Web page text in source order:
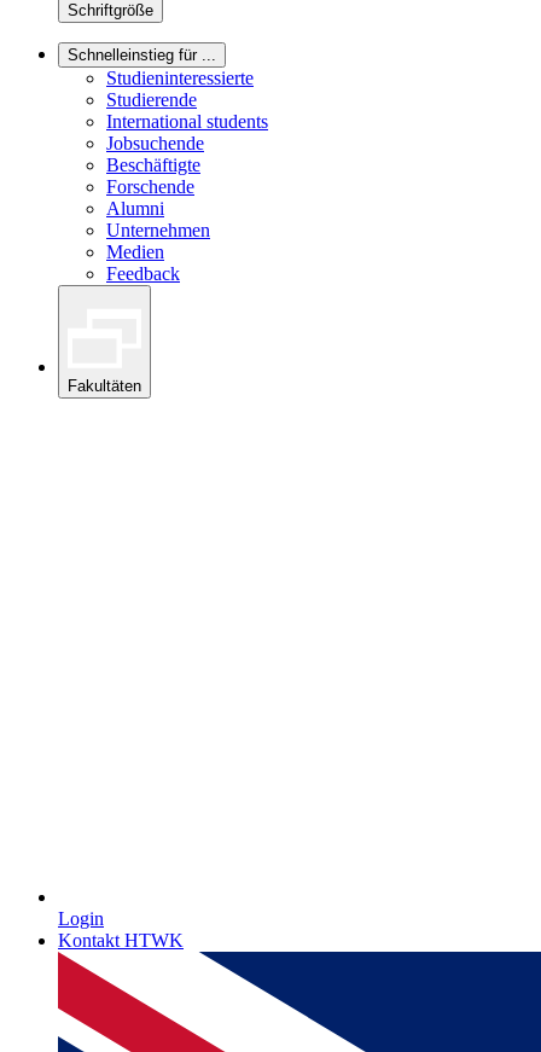
Schriftgröße
Schnelleinstieg für ...
Studieninteressierte
Studierende
International students
Jobsuchende
Beschäftigte
Forschende
Alumni
Unternehmen
Medien
Feedback
Fakultäten
Login
Kontakt HTWK